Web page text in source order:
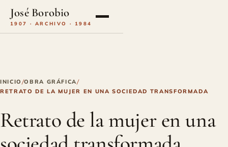
José Borobio
1907 · ARCHIVO · 1984
INICIO /OBRA GRÁFICA/
RETRATO DE LA MUJER EN UNA SOCIEDAD TRANSFORMADA
Retrato de la mujer en una